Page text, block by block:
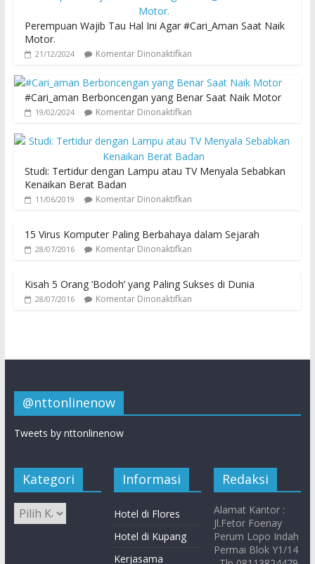
Perempuan Wajib Tau Hal Ini Agar #Cari_Aman Saat Naik
Motor.
21/12/2024 Komentar Dinonaktifkan
#Cari_aman Berboncengan yang Benar Saat Naik Motor
19/02/2024 Komentar Dinonaktifkan
Studi: Tertidur dengan Lampu atau TV Menyala Sebabkan
Kenaikan Berat Badan
11/06/2019 Komentar Dinonaktifkan
15 Virus Komputer Paling Berbahaya dalam Sejarah
28/07/2016 Komentar Dinonaktifkan
Kisah 5 Orang ‘Bodoh’ yang Paling Sukses di Dunia
28/07/2016 Komentar Dinonaktifkan
@nttonlinenow
Tweets by nttonlinenow
Kategori Informasi
Hotel di Flores
Hotel di Kupang
Kerjasama
Redaksi
Alamat Kantor :
Jl.Fetor Foenay
Perum Lopo Indah
Permai Blok Y1/14